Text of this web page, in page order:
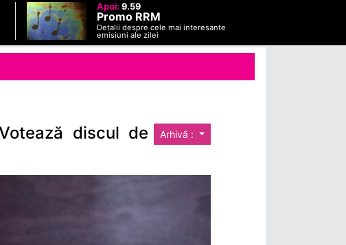
Apoi: 9.59
Promo RRM
Detalii despre cele mai interesante
emisiuni ale zilei
Arhivă :
discul de